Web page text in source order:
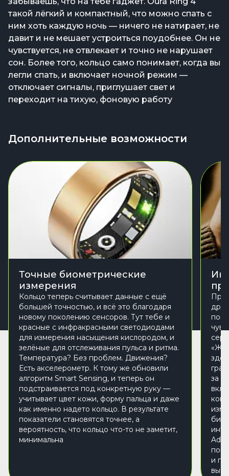
такой лёгкий и компактный, что можно спать с
ним хоть каждую ночь — ничего не натирает, не
давит и не мешает устроиться поудобнее. Он не
чувствуется, не отвлекает и точно не нарушает
сон. Более того, кольцо само понимает, когда вы
легли спать, и включает ночной режим —
отключает сигналы, приглушает свет и
переходит на тихую, фоновую работу
Дополнительные возможности
Точные биометрические
измерения
Кольцо теперь считывает данные с ещё
большей точностью, и всё это благодаря
новому поколению сенсоров. Тут тебе и
красные с инфракрасными светодиодами
для измерения насыщения кислородом, и
зелёные для отслеживания пульса и ритма.
Температура? Без проблем. Движения?
Есть акселерометр. К тому же обновили
алгоритм Smart Sensing, и теперь он
подстраивается под конкретную руку —
учитывает цвет кожи, форму пальца и даже
как именно надето кольцо. В результате
показатели становятся точнее, а
вероятность, что кольцо что-то не заметит,
минимальна
за
и
вы